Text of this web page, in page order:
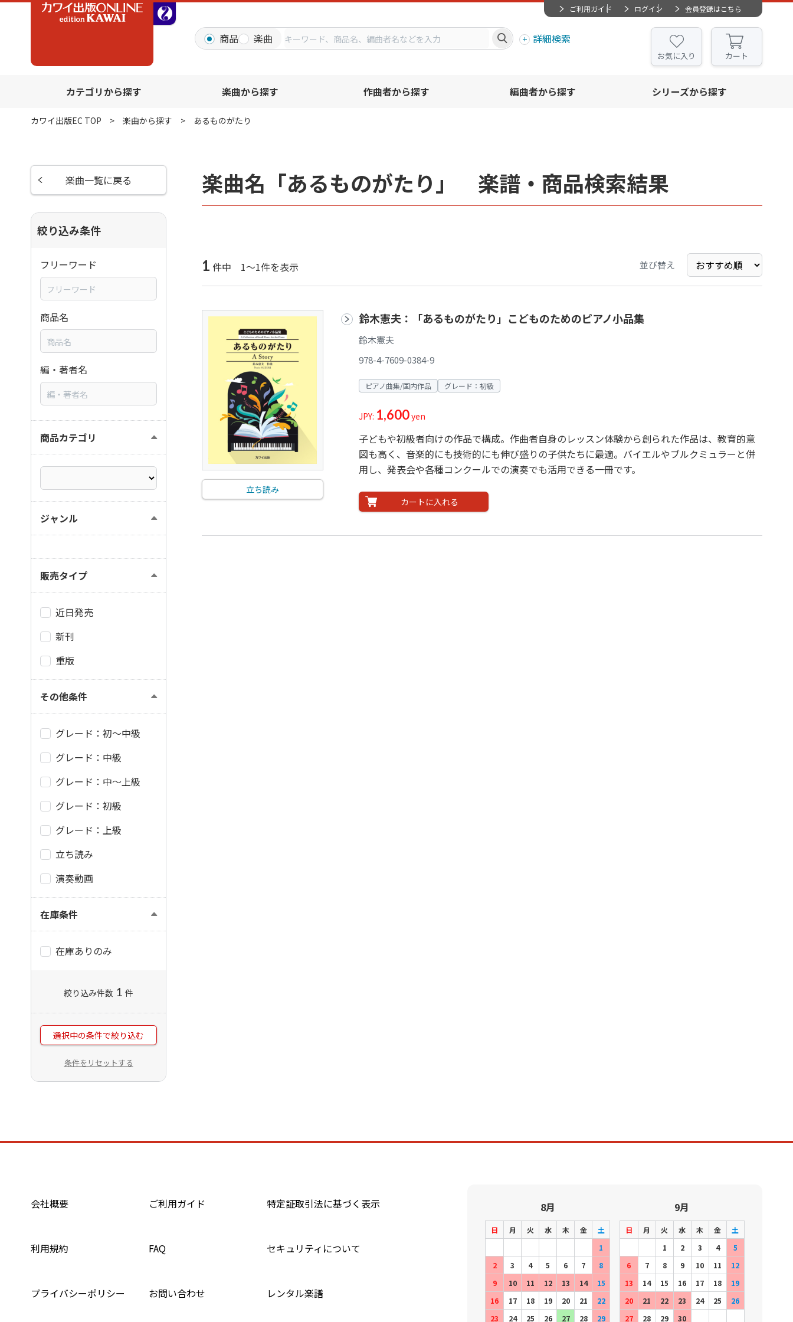
ご利用ガイド ログイン 会員登録はこちら
商品 楽曲 詳細検索
お気に入り カート
カテゴリから探す 楽曲から探す 作曲者から探す 編曲者から探す シリーズから探す
カワイ出版EC TOP 楽曲から探す あるものがたり
楽曲名「あるものがたり」 楽譜・商品検索結果
1 件中 1～1件を表示 並び替え
立ち読み
鈴木憲夫：「あるものがたり」こどものためのピアノ小品集
鈴木憲夫
978-4-7609-0384-9
ピアノ曲集/国内作品 グレード：初級
JPY: 1,600yen
子どもや初級者向けの作品で構成。作曲者自身のレッスン体験から創られた作品は、教育的意
図も高く、音楽的にも技術的にも伸び盛りの子供たちに最適。バイエルやブルクミュラーと併
用し、発表会や各種コンクールでの演奏でも活用できる一冊です。
カートに入れる
楽曲一覧に戻る
絞り込み条件
フリーワード
商品名
編・著者名
商品カテゴリ
ジャンル
販売タイプ
近日発売
新刊
重版
その他条件
グレード：初～中級
グレード：中級
グレード：中～上級
グレード：初級
グレード：上級
立ち読み
演奏動画
在庫条件
在庫ありのみ
絞り込み件数 1 件
選択中の条件で絞り込む
条件をリセットする
会社概要 ご利用ガイド 特定証取引法に基づく表示
利用規約 FAQ セキュリティについて
プライバシーポリシー お問い合わせ レンタル楽譜
8月
日 月 火 水 木 金
土
1
2
3 4 5 6 7
8
9
10 11 12 13 14
15
16
17 18 19 20 21
22
23
24 25 26 27 28 29
9月
日 月 火 水 木 金
土
1
2 3 4
5
6
7 8 9 10 11
12
13
14 15 16 17 18
19
20
21 22 23 24 25
26
27
28 29 30